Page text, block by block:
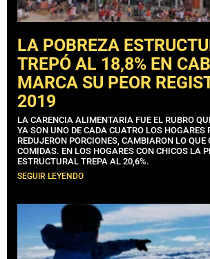
LA POBREZA
TREPÓ AL 18,8% EN
MARCA SU PEOR
2019
LA CARENCIA ALIMENTARIA FUE EL RUBRO
YA SON UNO DE CADA CUATRO LOS HOGARES
REDUJERON PORCIONES, CAMBIARON LO QUE
COMIDAS. EN LOS HOGARES CON CHICOS LA
ESTRUCTURAL TREPA AL 20,6%.
SEGUIR LEYENDO